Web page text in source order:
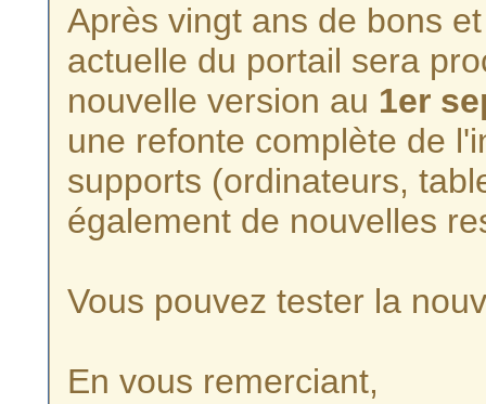
Après vingt ans de bons
actuelle du portail sera
nouvelle version au 1er
une refonte complète de
supports (ordinateurs,
également de nouvelles
Vous pouvez tester la
En vous remerciant,